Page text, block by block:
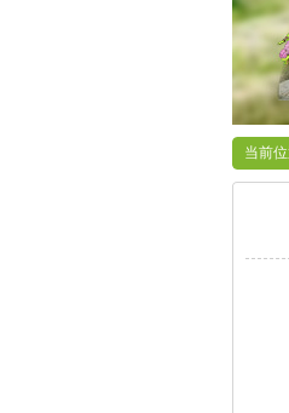
当前位